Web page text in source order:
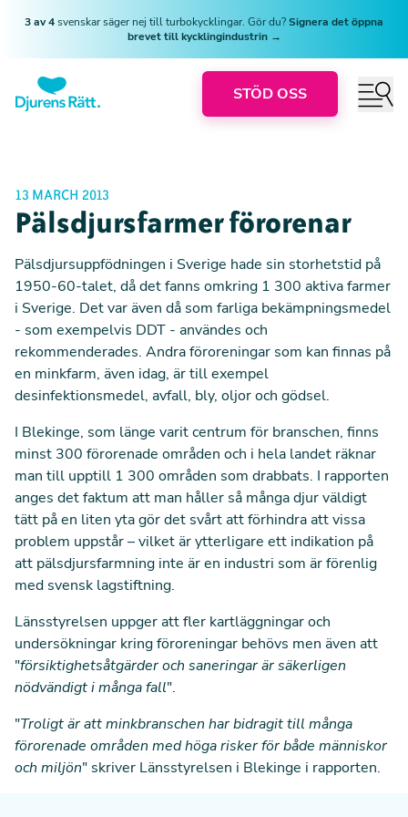
3 av 4svenskar säger nej till turbokycklingar. Gör du?Signera det öppna
brevet till kycklingindustrin →
STÖD OSS
13 MARCH 2013
Pälsdjursfarmer förorenar
Pälsdjursuppfödningen i Sverige hade sin storhetstid på
1950-60-talet, då det fanns omkring 1 300 aktiva farmer
i Sverige. Det var även då som farliga bekämpningsmedel
- som exempelvis DDT - användes och
rekommenderades. Andra föroreningar som kan finnas på
en minkfarm, även idag, är till exempel
desinfektionsmedel, avfall, bly, oljor och gödsel.
I Blekinge, som länge varit centrum för branschen, finns
minst 300 förorenade områden och i hela landet räknar
man till upptill 1 300 områden som drabbats. I rapporten
anges det faktum att man håller så många djur väldigt
tätt på en liten yta gör det svårt att förhindra att vissa
problem uppstår – vilket är ytterligare ett indikation på
att pälsdjursfarmning inte är en industri som är förenlig
med svensk lagstiftning.
Länsstyrelsen uppger att fler kartläggningar och
undersökningar kring föroreningar behövs men även att
"försiktighetsåtgärder och saneringar är säkerligen
nödvändigt i många fall".
"Troligt är att minkbranschen har bidragit till många
förorenade områden med höga risker för både människor
och miljön" skriver Länsstyrelsen i Blekinge i rapporten.